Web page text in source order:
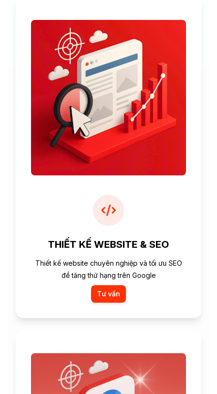
THIẾT KẾ WEBSITE & SEO
Thiết kế website chuyên nghiệp và tối ưu SEO
để tăng thứ hạng trên Google
Tư vấn